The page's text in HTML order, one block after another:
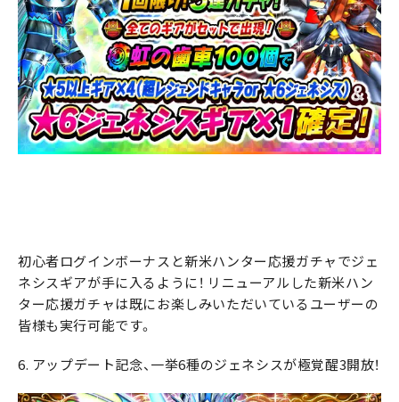
初心者ログインボーナスと新米ハンター応援ガチャでジェ
ネシスギアが手に入るように！ リニューアルした新米ハン
ター応援ガチャは既にお楽しみいただいているユーザーの
皆様も実行可能です。
6. アップデート記念、一挙6種のジェネシスが極覚醒3開放！